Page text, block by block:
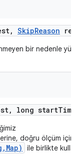
, SkipReason
bir nedenle
, long start
doğru ölçüm için
ile birlikte